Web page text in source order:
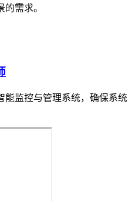
需求。
能监控与管理系统，确保系统